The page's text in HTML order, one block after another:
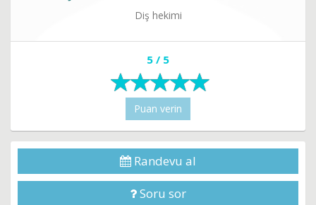
Diş hekimi
5 / 5
Puan verin
Randevu al
Soru sor